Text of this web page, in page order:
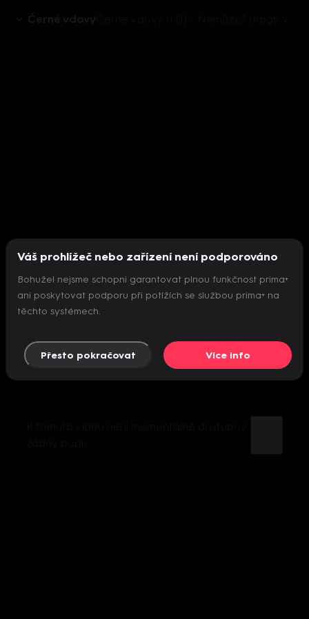
Černé vdovy
Nepodařilo se inicializovat přehrávač
Váš prohlížeč nebo zařízení není podporováno
Bohužel nejsme schopni garantovat plnou funkčnost prima+
ani poskytovat podporu při potížích se službou prima+ na
těchto systémech.
Přesto pokračovat Více info